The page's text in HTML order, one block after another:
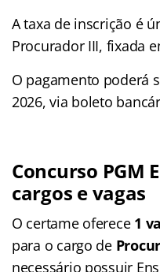
A taxa de inscrição é
Procurador III, fixada
O pagamento poderá
2026, via boleto
Concurso PGM
cargos e vagas
O certame oferece 1
para o cargo de
necessário possuir